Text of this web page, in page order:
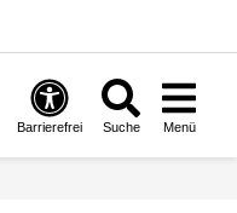
Barrierefrei Suche Menü